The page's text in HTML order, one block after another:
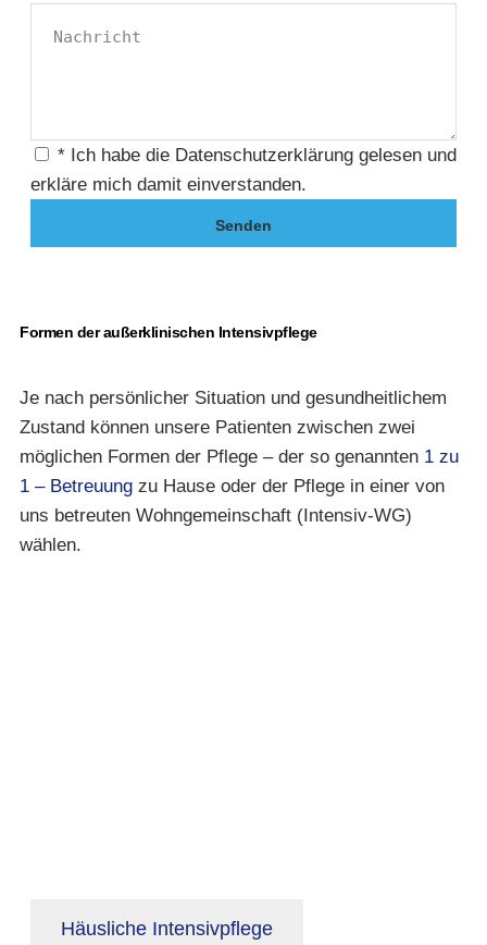
* Ich habe die Datenschutzerklärung gelesen und
erkläre mich damit einverstanden.
Senden
Formen der außerklinischen Intensivpflege
Je nach persönlicher Situation und gesundheitlichem
Zustand können unsere Patienten zwischen zwei
möglichen Formen der Pflege – der so genannten 1 zu
1 – Betreuung zu Hause oder der Pflege in einer von
uns betreuten Wohngemeinschaft (Intensiv-WG)
wählen.
Häusliche Intensivpflege